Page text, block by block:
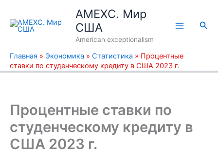
содержимому
AMEXC. Мир
США
American exceptionalism
Главная » Экономика » Статистика » Процентные
ставки по студенческому кредиту в США 2023 г.
Процентные ставки по
студенческому кредиту в
США 2023 г.